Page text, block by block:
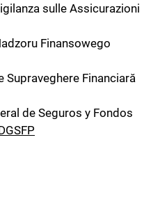
sulle Assicurazioni
Finansowego
Financiară
de Seguros y Fondos